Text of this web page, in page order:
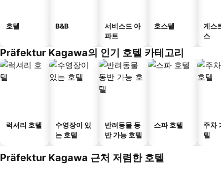
호텔 B&B
서비스드 아
파트
호스텔
게스
스
Präfektur Kagawa의 인기 호텔 카테고리
럭셔리 호텔
수영장이 있
는 호텔
반려동물 동
반 가능 호텔
스파 호텔
주차
텔
Präfektur Kagawa 근처 저렴한 호텔